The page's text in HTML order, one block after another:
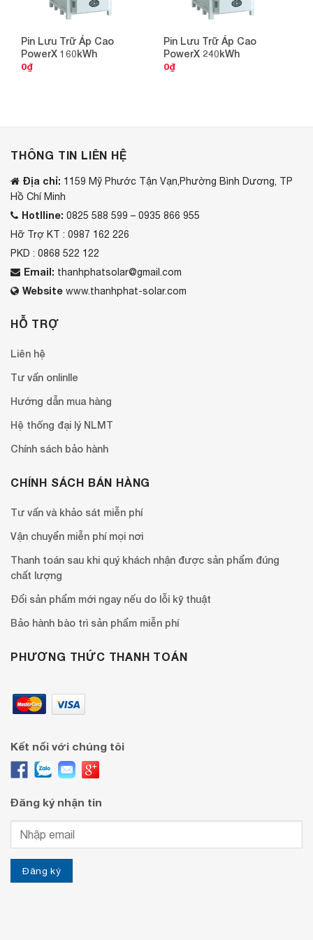
Pin Lưu Trữ Áp Cao
PowerX 160kWh
0₫
Pin Lưu Trữ Áp Cao
PowerX 240kWh
0₫
THÔNG TIN LIÊN HỆ
Địa chỉ: 1159 Mỹ Phước Tận Vạn,Phường Bình Dương, TP
Hồ Chí Minh
Hotlline: 0825 588 599 – 0935 866 955
Hỡ Trợ KT : 0987 162 226
PKD : 0868 522 122
Email: thanhphatsolar@gmail.com
Website www.thanhphat-solar.com
HỖ TRỢ
Liên hệ
Tư vấn onlinlle
Hướng dẫn mua hàng
Hệ thống đại lý NLMT
Chính sách bảo hành
CHÍNH SÁCH BÁN HÀNG
Tư vấn và khảo sát miễn phí
Vận chuyển miễn phí mọi nơi
Thanh toán sau khi quý khách nhận được sản phẩm đúng
chất lượng
Đổi sản phẩm mới ngay nếu do lỗi kỹ thuật
Bảo hành bào trì sản phẩm miễn phí
PHƯƠNG THỨC THANH TOÁN
Kết nối với chúng tôi
Đăng ký nhận tin